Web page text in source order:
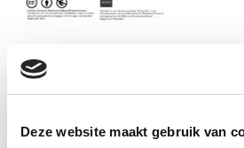
Deze website maakt gebruik van
Informatie